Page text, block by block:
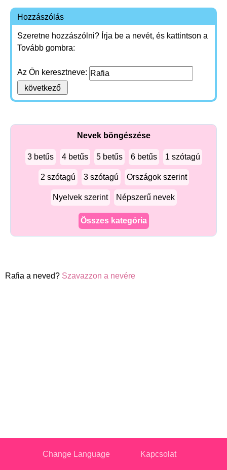
Hozzászólás
Szeretne hozzászólni? Írja be a nevét, és kattintson a
Tovább gombra:
Az Ön keresztneve:
Nevek böngészése
3 betűs 4 betűs 5 betűs 6 betűs 1 szótagú
2 szótagú 3 szótagú Országok szerint
Nyelvek szerint Népszerű nevek
Összes kategória
Rafia a neved? Szavazzon a nevére
Change Language Kapcsolat